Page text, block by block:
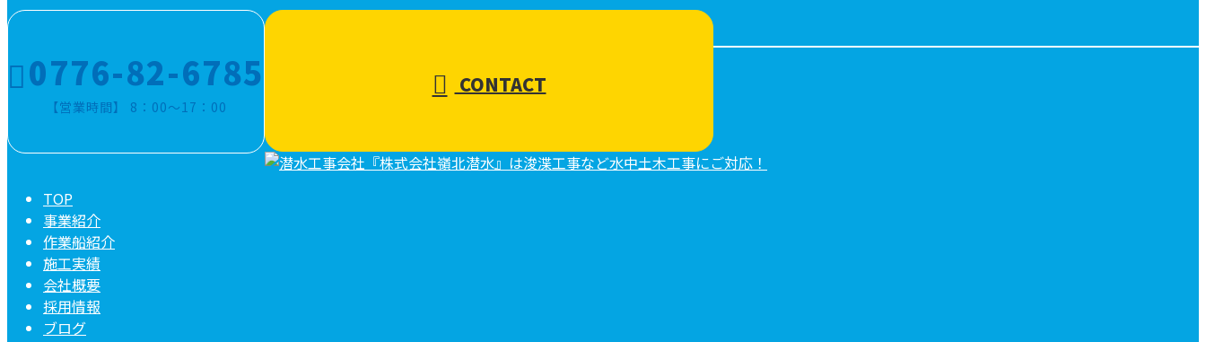
0776-82-6785
【営業時間】 8：00～17：00
CONTACT
TOP
事業紹介
作業船紹介
施工実績
会社概要
採用情報
ブログ